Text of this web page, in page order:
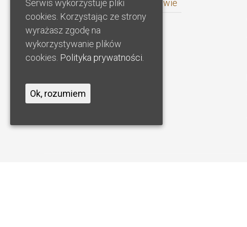
Gabienty specjalistyczne zdrowie
Serwis wykorzystuje pliki
cookies. Korzystając ze strony
wyrażasz zgodę na
wykorzystywanie plików
cookies. Polityka prywatności.
Ok, rozumiem